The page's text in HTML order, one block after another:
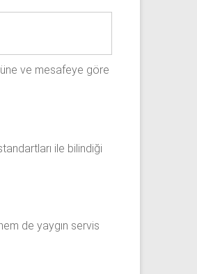
ve mesafeye göre
ile bilindiği
de yaygın servis